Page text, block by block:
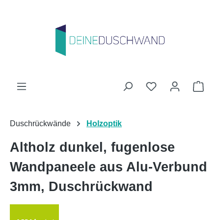
Du hast 0
Duschrückwände Holzoptik
Altholz dunkel, fugenlose
Wandpaneele aus Alu-Verbund
3mm, Duschrückwand